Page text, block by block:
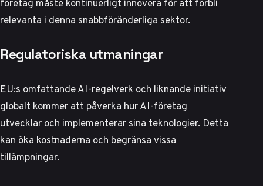
relevanta i denna snabbföränderliga sektor.
Regulatoriska utmaningar
EU:s omfattande AI-regelverk och liknande initiativ
globalt kommer att påverka hur AI-företag
utvecklar och implementerar sina teknologier. Detta
kan öka kostnaderna och begränsa vissa
tillämpningar.